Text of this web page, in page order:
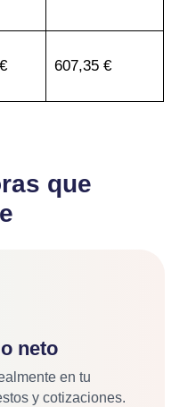
607,35 €
que
neto
en tu
y cotizaciones.